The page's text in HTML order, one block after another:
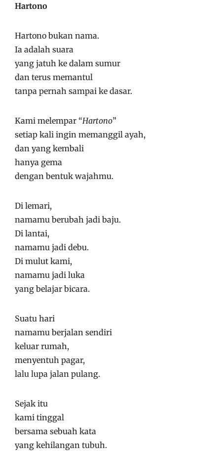
Hartono
Hartono bukan nama.
Ia adalah suara
yang jatuh ke dalam sumur
dan terus memantul
tanpa pernah sampai ke dasar.
Kami melempar “Hartono”
setiap kali ingin memanggil ayah,
dan yang kembali
hanya gema
dengan bentuk wajahmu.
Di lemari,
namamu berubah jadi baju.
Di lantai,
namamu jadi debu.
Di mulut kami,
namamu jadi luka
yang belajar bicara.
Suatu hari
namamu berjalan sendiri
keluar rumah,
menyentuh pagar,
lalu lupa jalan pulang.
Sejak itu
kami tinggal
bersama sebuah kata
yang kehilangan tubuh.